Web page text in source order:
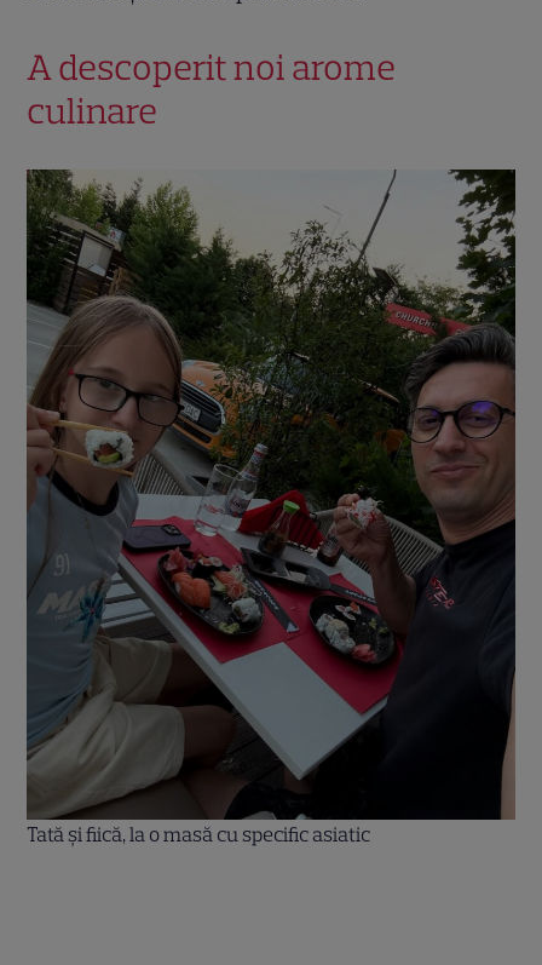
A descoperit noi arome
culinare
Tată și fiică, la o masă cu specific asiatic